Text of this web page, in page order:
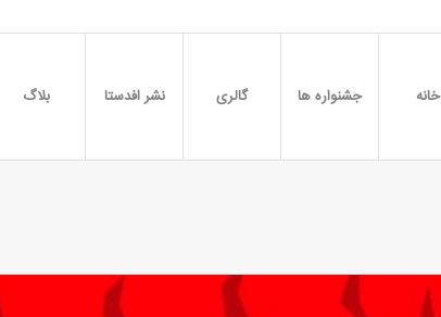
خانه جشنواره ها گالری نشر افدستا بلاگ